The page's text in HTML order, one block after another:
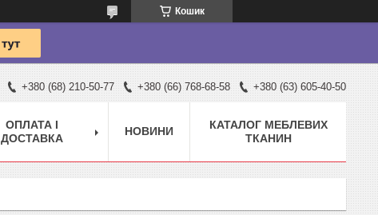
Кошик
+380 (68) 210-50-77 +380 (66) 768-68-58 +380 (63) 605-40-50
ОПЛАТА І
ДОСТАВКА
НОВИНИ
КАТАЛОГ МЕБЛЕВИХ
ТКАНИН